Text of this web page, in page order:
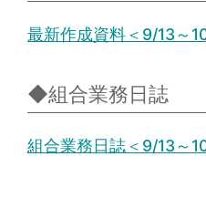
最新作成資料＜9/13～
◆組合業務日誌
組合業務日誌＜9/13～